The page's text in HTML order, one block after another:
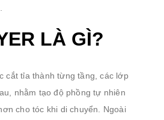
LÀ GÌ?
cắt tỉa thành từng tầng, các lớp
nhằm tạo độ phồng tự nhiên
cho tóc khi di chuyển. Ngoài